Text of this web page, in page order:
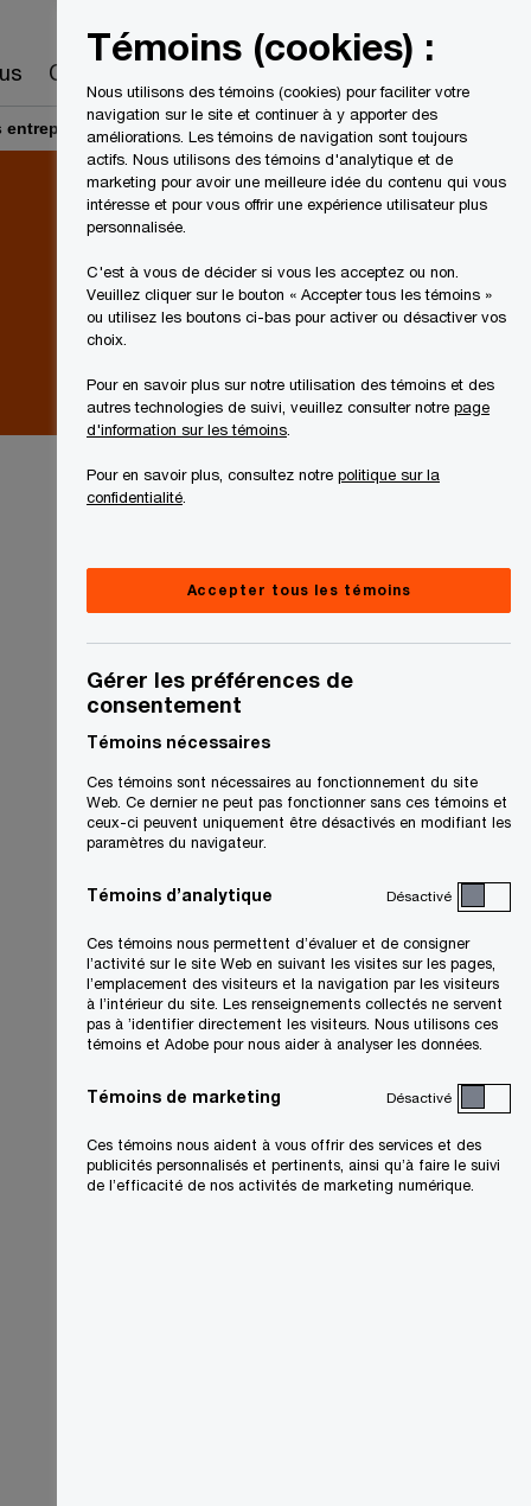
Carrières Recherche
Témoins (cookies) :
Nous utilisons des témoins (cookies) pour faciliter votre
navigation sur le site et continuer à y apporter des
améliorations. Les témoins de navigation sont toujours
actifs. Nous utilisons des témoins d'analytique et de
marketing pour avoir une meilleure idée du contenu qui vous
intéresse et pour vous offrir une expérience utilisateur plus
personnalisée.
C'est à vous de décider si vous les acceptez ou non.
Veuillez cliquer sur le bouton « Accepter tous les témoins »
ou utilisez les boutons ci-bas pour activer ou désactiver vos
choix.
Pour en savoir plus sur notre utilisation des témoins et des
autres technologies de suivi, veuillez consulter notre page
d'information sur les témoins
Pour en savoir plus, consultez notre politique sur la
confidentialité
Accepter tous les témoins
Gérer les préférences de
consentement
Témoins nécessaires
Ces témoins sont nécessaires au fonctionnement du site
Web. Ce dernier ne peut pas fonctionner sans ces témoins et
ceux-ci peuvent uniquement être désactivés en modifiant les
paramètres du navigateur.
Témoins d’analytique Désactivé
Ces témoins nous permettent d’évaluer et de consigner
l’activité sur le site Web en suivant les visites sur les pages,
l’emplacement des visiteurs et la navigation par les visiteurs
à l’intérieur du site. Les renseignements collectés ne servent
pas à ’identifier directement les visiteurs. Nous utilisons ces
témoins et Adobe pour nous aider à analyser les données.
Témoins de marketing Désactivé
Ces témoins nous aident à vous offrir des services et des
publicités personnalisés et pertinents, ainsi qu’à faire le suivi
de l’efficacité de nos activités de marketing numérique.